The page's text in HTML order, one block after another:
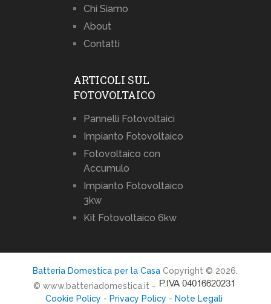
Chi Siamo
About
Contatti
ARTICOLI SUL
FOTOVOLTAICO
Pannelli Fotovoltaici
Impianto Fotovoltaico
Fotovoltaico con
Accumulo
Impianto Fotovoltaico
3kw
Kit Fotovoltaico 6kw
Batteria Domestica per la Casa Copyright © 2026.
© www.batteriadomestica.it -
Cookie Policy - Privacy Policy - Note Legali